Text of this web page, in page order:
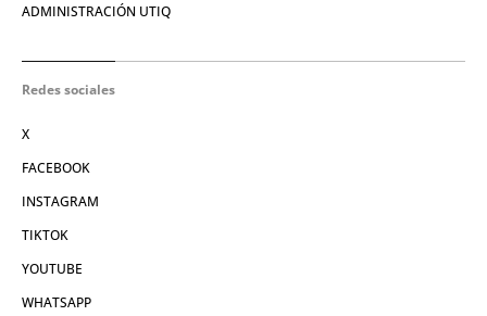
ADMINISTRACIÓN UTIQ
Redes sociales
X
FACEBOOK
INSTAGRAM
TIKTOK
YOUTUBE
WHATSAPP